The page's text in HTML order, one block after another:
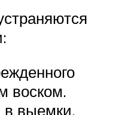
воском.
в выемки,